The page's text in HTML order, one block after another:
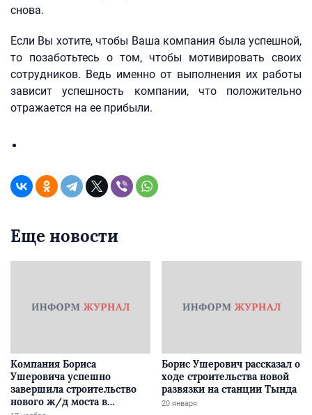
снова.
Если Вы хотите, чтобы Ваша компания была успешной,
то позаботьтесь о том, чтобы мотивировать своих
сотрудников. Ведь именно от выполнения их работы
зависит успешность компании, что положительно
отражается на ее прибыли.
Еще новости
Компания Бориса
Ушеровича успешно
завершила строительство
нового ж/д моста в
Борис Ушерович рассказал о
ходе строительства новой
развязки на станции Тында
20 января